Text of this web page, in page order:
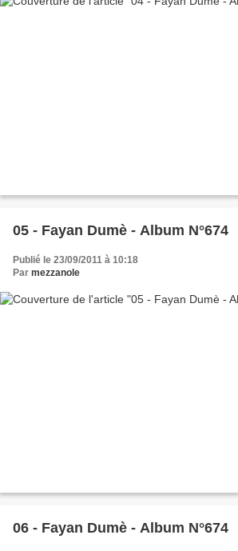
05 - Fayan Dumè - Album N°674
Publié le 23/09/2011 à 10:18
Par mezzanole
06 - Fayan Dumè - Album N°674